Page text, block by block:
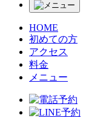
HOME
初めての方
アクセス
料金
メニュー